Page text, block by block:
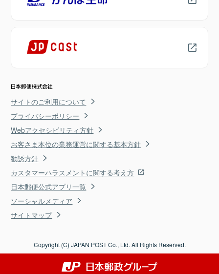
サイトのご利用について
プライバシーポリシー
Webアクセシビリティ方針
お客さま本位の業務運営に関する基本方針
勧誘方針
カスタマーハラスメントに関する考え方
日本郵便公式アプリ一覧
ソーシャルメディア
サイトマップ
Copyright (C) JAPAN POST Co., Ltd. All Rights Reserved.